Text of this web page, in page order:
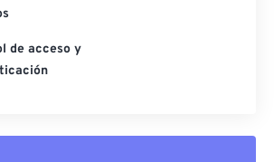
de acceso y